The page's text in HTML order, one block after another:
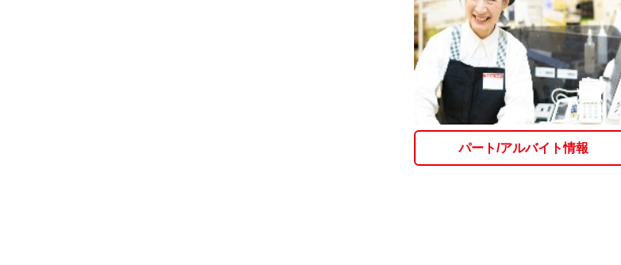
パート/アルバイト情報